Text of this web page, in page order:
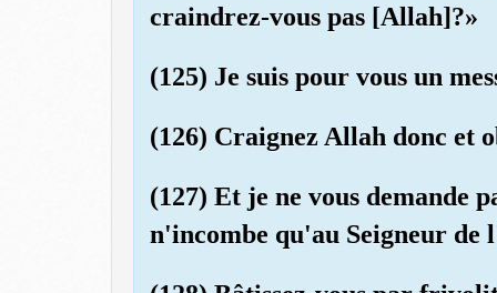
craindrez-vous pas [Allah]?»
(125) Je suis pour vous un
(126) Craignez Allah donc et
(127) Et je ne vous demande
n'incombe qu'au Seigneur de